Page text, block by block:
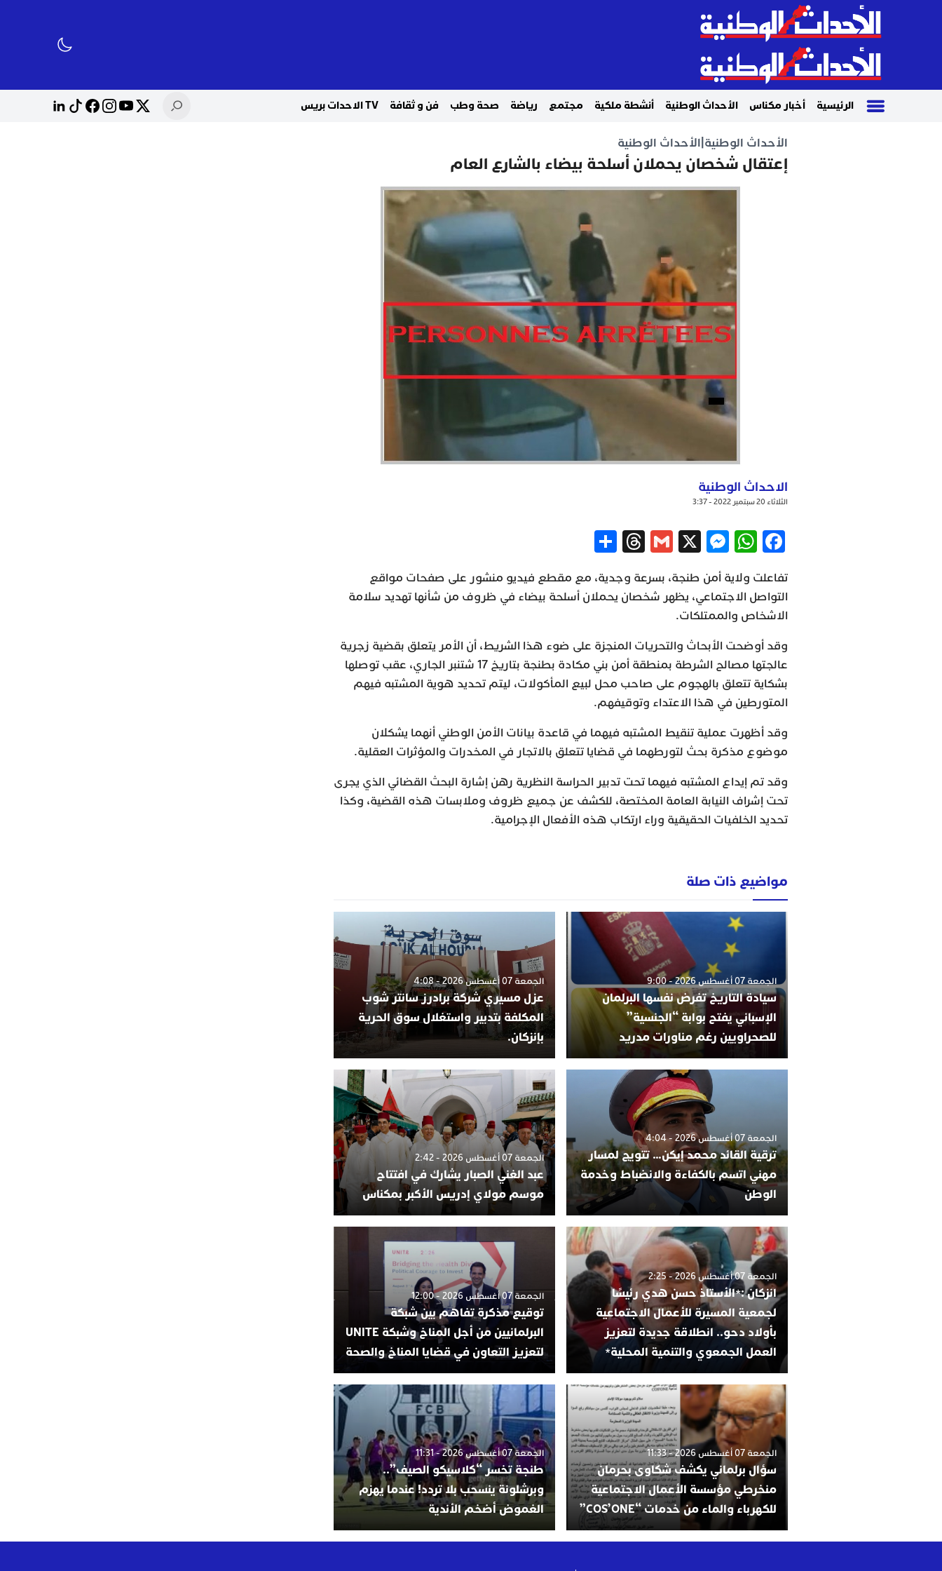
الرئيسية أخبار مكناس الأحداث الوطنية أنشطة ملكية مجتمع رياضة صحة وطب فن و ثقافة TV الاحدات بريس
الأحداث الوطنية الأحداث الوطنية
إعتقال شخصان يحملان أسلحة بيضاء بالشارع العام
الاحداث الوطنية
الثلاثاء 20 سبتمبر 2022 - 3:37
Facebook
WhatsApp
Messenger
X
Gmail
Threads
تفاعلت ولاية أمن طنجة، بسرعة وجدية، مع مقطع فيديو منشور على صفحات مواقع
التواصل الاجتماعي، يظهر شخصان يحملان أسلحة بيضاء في ظروف من شأنها تهديد سلامة
الاشخاص والممتلكات.
وقد أوضحت الأبحاث والتحريات المنجزة على ضوء هذا الشريط، أن الأمر يتعلق بقضية زجرية
عالجتها مصالح الشرطة بمنطقة أمن بني مكادة بطنجة بتاريخ 17 شتنبر الجاري، عقب توصلها
بشكاية تتعلق بالهجوم على صاحب محل لبيع المأكولات، ليتم تحديد هوية المشتبه فيهم
المتورطين في هذا الاعتداء وتوقيفهم.
وقد أظهرت عملية تنقيط المشتبه فيهما في قاعدة بيانات الأمن الوطني أنهما يشكلان
موضوع مذكرة بحث لتورطهما في قضايا تتعلق بالاتجار في المخدرات والمؤثرات العقلية.
وقد تم إيداع المشتبه فيهما تحت تدبير الحراسة النظرية رهن إشارة البحث القضائي الذي يجرى
تحت إشراف النيابة العامة المختصة، للكشف عن جميع ظروف وملابسات هذه القضية، وكذا
تحديد الخلفيات الحقيقية وراء ارتكاب هذه الأفعال الإجرامية.
مواضيع ذات صلة
الجمعة 07 أغسطس 2026 - 9:00
سيادة التاريخ تفرض نفسها البرلمان
الإسباني يفتح بوابة “الجنسية”
للصحراويين رغم مناورات مدريد
الجمعة 07 أغسطس 2026 - 4:08
عزل مسيري شركة برادرز سانتر شوب
المكلفة بتدبير واستغلال سوق الحرية
بإنزكان.
الجمعة 07 أغسطس 2026 - 4:04
ترقية القائد محمد إيكن… تتويج لمسار
مهني اتسم بالكفاءة والانضباط وخدمة
الوطن
الجمعة 07 أغسطس 2026 - 2:42
عبد الغني الصبار يشارك في افتتاح
موسم مولاي إدريس الأكبر بمكناس
الجمعة 07 أغسطس 2026 - 2:25
انزكان :*الأستاذ حسن هدي رئيسًا
لجمعية المسيرة للأعمال الاجتماعية
بأولاد دحو.. انطلاقة جديدة لتعزيز
العمل الجمعوي والتنمية المحلية*
الجمعة 07 أغسطس 2026 - 12:00
توقيع مذكرة تفاهم بين شبكة
البرلمانيين من أجل المناخ وشبكة UNITE
لتعزيز التعاون في قضايا المناخ والصحة
الجمعة 07 أغسطس 2026 - 11:33
سؤال برلماني يكشف شكاوى بحرمان
منخرطي مؤسسة الأعمال الاجتماعية
للكهرباء والماء من خدمات “COS’ONE”
الجمعة 07 أغسطس 2026 - 11:31
طنجة تخسر “كلاسيكو الصيف”..
وبرشلونة ينسحب بلا تردد! عندما يهزم
الغموض أضخم الأندية